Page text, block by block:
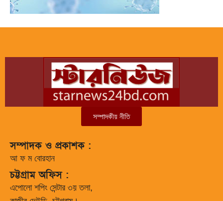
সম্পাদকীয় নীতি
সম্পাদক ও প্রকাশক :
আ ফ ম বোরহান
চট্টগ্রাম অফিস :
এপোলো শপিং সেন্টার ৩য় তলা,